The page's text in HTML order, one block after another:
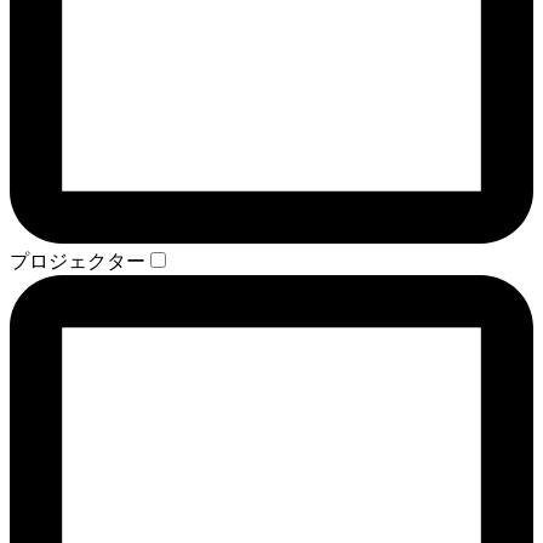
プロジェクター